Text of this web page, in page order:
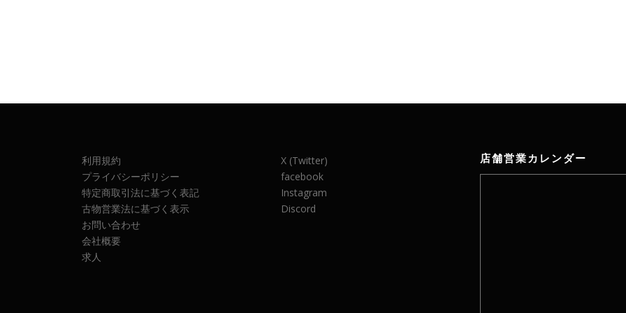
利用規約
プライバシーポリシー
特定商取引法に基づく表記
古物営業法に基づく表示
お問い合わせ
会社概要
求人
X (Twitter)
facebook
Instagram
Discord
店舗営業カレンダー